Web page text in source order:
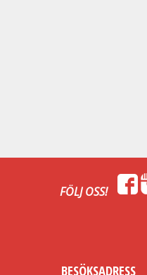
FÖLJ OSS!
BESÖKSADRESS